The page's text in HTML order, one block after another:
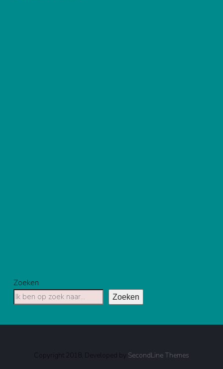
Zoeken
Zoeken
Copyright 2018. Developed by SecondLine Themes